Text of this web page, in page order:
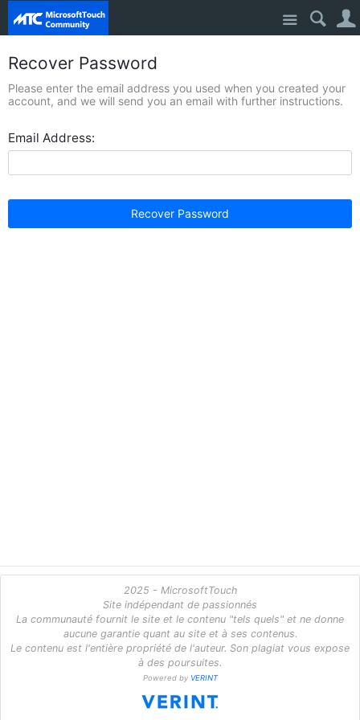
Site
Recover Password
Please enter the email address you used when you created your
account, and we will send you an email with further instructions.
Email Address:
Recover Password
2025 - MicrosoftTouch
Site indépendant de passionnés
La communauté fournit le site et le contenu "tels quels" et ne donne
aucune garantie quant au site et à ses contenus.
Le contenu est l'entière propriété de l'auteur. Son plagiat vous expose
à des poursuites.
Powered by VERINT